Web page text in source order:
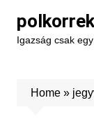
contentIgazság csak
Home»